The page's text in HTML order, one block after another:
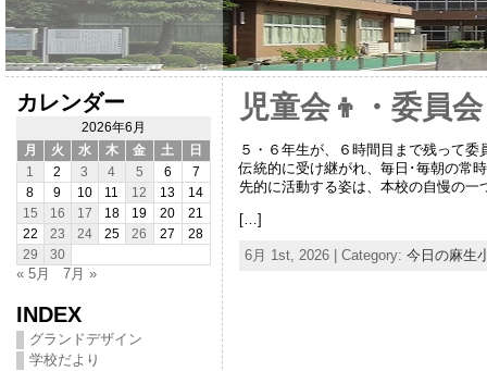
カレンダー
2026年6月
月
火 水 木 金 土
日
1
2 3 4 5 6
7
8
9 10 11 12 13
14
15
16 17 18 19 20
21
22
23 24 25 26 27
28
29
30
« 5月 7月 »
INDEX
グランドデザイン
学校だより
児童会👦・委員
５・６年生が、６時間目まで残って
伝統的に受け継がれ、毎日･毎朝の常
先的に活動する姿は、本校の自慢の一
[…]
6月 1st, 2026 | Category: 今日の麻生